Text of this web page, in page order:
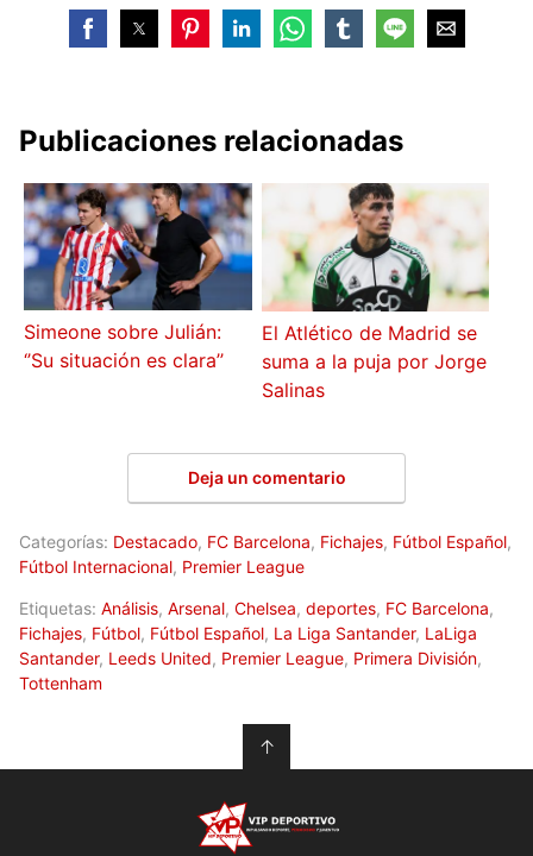
Publicaciones relacionadas
Simeone sobre Julián:
‘’Su situación es clara’’
El Atlético de Madrid se
suma a la puja por Jorge
Salinas
Deja un comentario
Categorías: Destacado, FC Barcelona, Fichajes, Fútbol Español,
Fútbol Internacional, Premier League
Etiquetas: Análisis, Arsenal, Chelsea, deportes, FC Barcelona,
Fichajes, Fútbol, Fútbol Español, La Liga Santander, LaLiga
Santander, Leeds United, Premier League, Primera División,
Tottenham
↑